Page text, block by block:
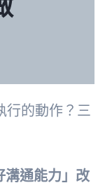
行的動作？三
溝通能力」改